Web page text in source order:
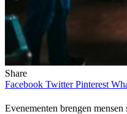
Share
Facebook Twitter Pinterest
Evenementen brengen